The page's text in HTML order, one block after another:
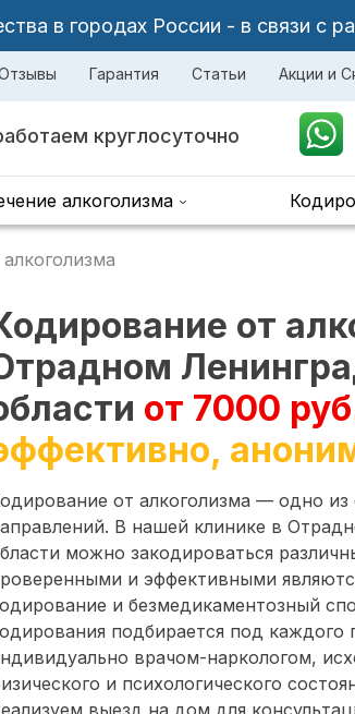
в городах России - в связи с
Гарантия Статьи Акции и
круглосуточно
алкоголизма
от
от 7000
от алкоголизма — одно
В нашей клинике в
можно закодироваться
и эффективными
и безмедикаментозный
подбирается под каждого
врачом-наркологом,
и психологического
выезд на дом для